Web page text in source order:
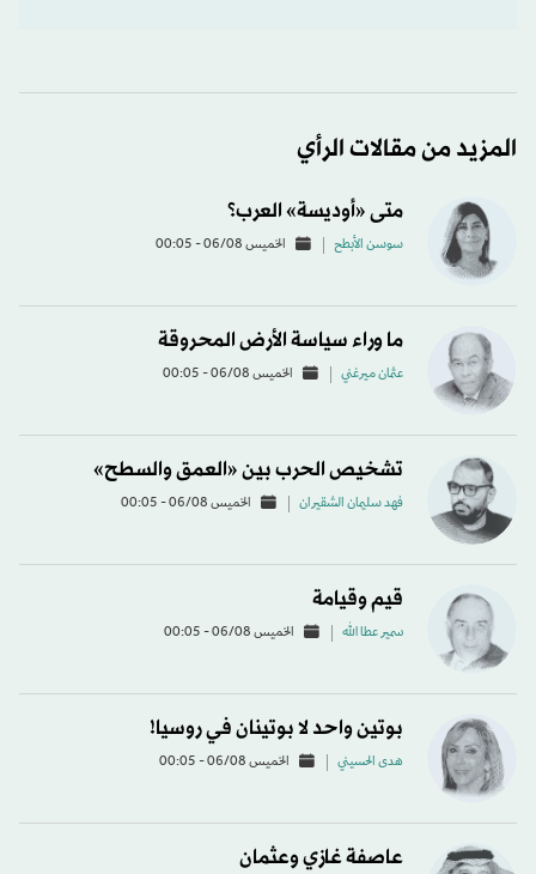
المزيد من مقالات الرأي
متى «أوديسة» العرب؟
سوسن الأبطح الخميس 06/08 - 00:05
ما وراء سياسة الأرض المحروقة
عثمان ميرغني الخميس 06/08 - 00:05
تشخيص الحرب بين «العمق والسطح»
فهد سليمان الشقيران الخميس 06/08 - 00:05
قيم وقيامة
سمير عطا الله الخميس 06/08 - 00:05
بوتين واحد لا بوتينان في روسيا!
هدى الحسيني الخميس 06/08 - 00:05
عاصفة غازي وعثمان